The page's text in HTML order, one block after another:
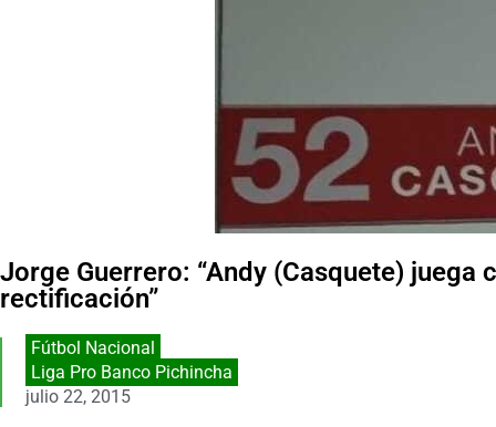
Jorge Guerrero: “Andy (Casquete) juega
rectificación”
Fútbol Nacional
Liga Pro Banco Pichincha
julio 22, 2015